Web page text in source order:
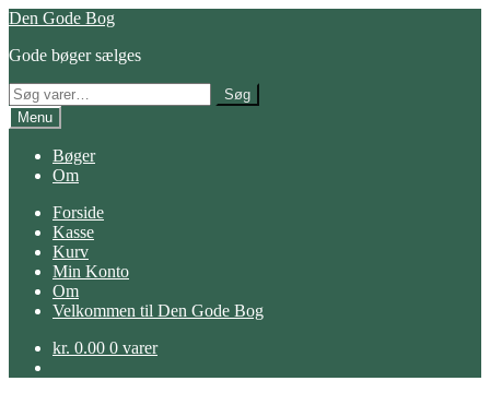
Spring
navigation
Spring
indhold
Den Gode Bog
Gode bøger sælges
Søg
efter:
Søg
Menu
Bøger
Om
Forside
Kasse
Kurv
Min Konto
Om
Velkommen til Den Gode Bog
kr. 0.00 0 varer